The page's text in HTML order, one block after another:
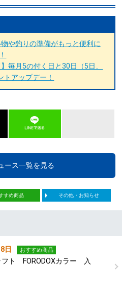
や釣りの準備がもっと便利に
毎月5の付く日と30日（5日、
アップデー！
ース一覧を見る
すめ商品 その他・お知らせ
日 おすすめ商品
フト FORODOXカラー 入